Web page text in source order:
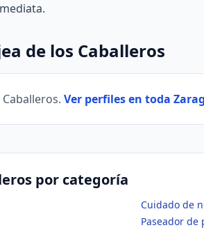
de los Caballeros
Ver perfiles en toda
por categoría
Cuidado de
Paseador de